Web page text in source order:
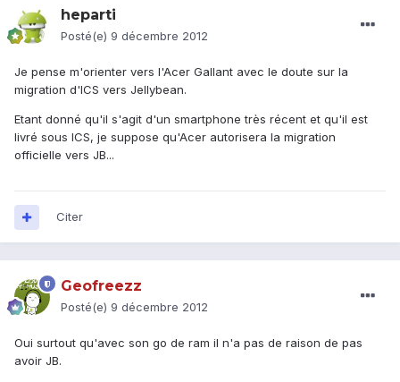
heparti
Posté(e) 9 décembre 2012
Je pense m'orienter vers l'Acer Gallant avec le doute sur la
migration d'ICS vers Jellybean.
Etant donné qu'il s'agit d'un smartphone très récent et qu'il est
livré sous ICS, je suppose qu'Acer autorisera la migration
officielle vers JB...
Citer
Geofreezz
Posté(e) 9 décembre 2012
Oui surtout qu'avec son go de ram il n'a pas de raison de pas
avoir JB.